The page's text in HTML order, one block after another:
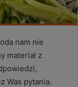
nam nie
materiał z
Was pytania.